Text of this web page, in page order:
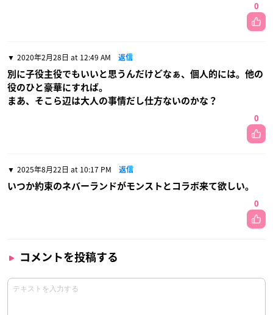
0
2020年2月28日 at 12:49 AM 返信
別に子役主役でもいいと思うんだけどなぁ、個人的には。他の
役のひと豪華にすれば。
まあ、そこら辺は大人の事情だし仕方ないのかな？
0
2025年8月22日 at 10:17 PM 返信
いつか約束のネバーランドがモンストとコラボ来て欲しい。
0
コメントを投稿する